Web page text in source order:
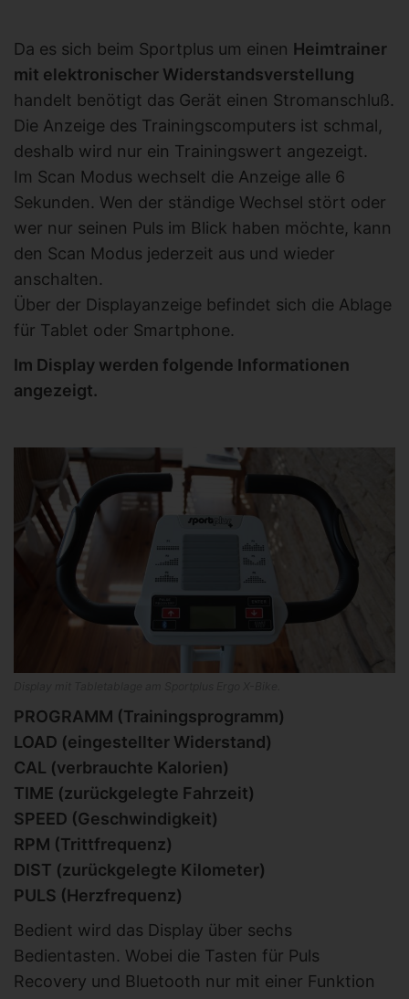
Da es sich beim Sportplus um einen Heimtrainer
mit elektronischer Widerstandsverstellung
handelt benötigt das Gerät einen Stromanschluß.
Die Anzeige des Trainingscomputers ist schmal,
deshalb wird nur ein Trainingswert angezeigt.
Im Scan Modus wechselt die Anzeige alle 6
Sekunden. Wen der ständige Wechsel stört oder
wer nur seinen Puls im Blick haben möchte, kann
den Scan Modus jederzeit aus und wieder
anschalten.
Über der Displayanzeige befindet sich die Ablage
für Tablet oder Smartphone.
Im Display werden folgende Informationen
angezeigt.
PROGRAMM (Trainingsprogramm)
LOAD (eingestellter Widerstand)
CAL (verbrauchte Kalorien)
TIME (zurückgelegte Fahrzeit)
SPEED (Geschwindigkeit)
RPM (Trittfrequenz)
DIST (zurückgelegte Kilometer)
PULS (Herzfrequenz)
Bedient wird das Display über sechs
Bedientasten. Wobei die Tasten für Puls
Recovery und Bluetooth nur mit einer Funktion